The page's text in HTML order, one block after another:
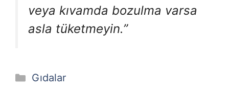
veya kıvamda bozulma varsa
asla tüketmeyin.”
Kategoriler
Gıdalar